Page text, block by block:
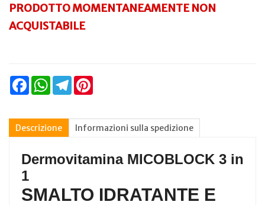
PRODOTTO MOMENTANEAMENTE NON
ACQUISTABILE
FacebookWhatsAppTelegram
Descrizione Informazioni sulla spedizione
Dermovitamina MICOBLOCK 3 in
1
SMALTO IDRATANTE E